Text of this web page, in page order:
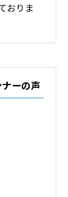
おりま
ーの声